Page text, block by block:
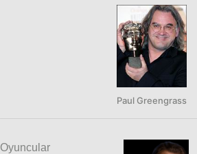
Paul Greengrass
Oyuncular